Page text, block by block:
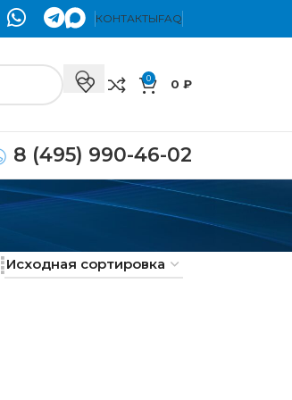
КОНТАКТЫFAQ
0 0 ₽
8 (495) 990-46-02